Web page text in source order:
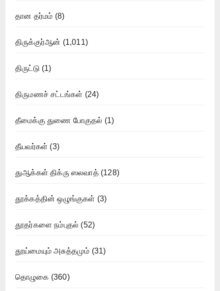
தான தர்மம் (8)
திருக்குர்ஆன் (1,011)
திருட்டு (1)
திருமணச் சட்டங்கள் (24)
தீமைக்கு துணை போகுதல் (1)
தீயவர்கள் (3)
துஆக்கள் திக்ரு ஸலவாத்(128)
தூக்கத்தின் ஒழுங்குகள் (3)
தூதர்களை நம்புதல் (52)
தூய்மையும் அசுத்தமும் (31)
தொழுகை (360)